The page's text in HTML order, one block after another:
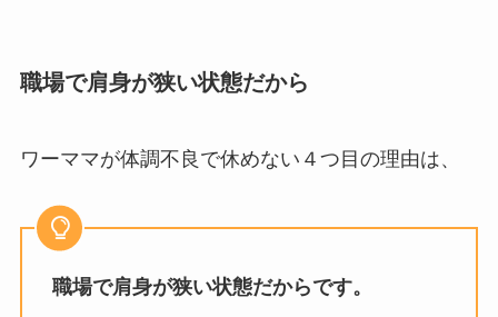
職場で肩身が狭い状態だから
ワーママが体調不良で休めない４つ目の理由は、
職場で肩身が狭い状態だからです。